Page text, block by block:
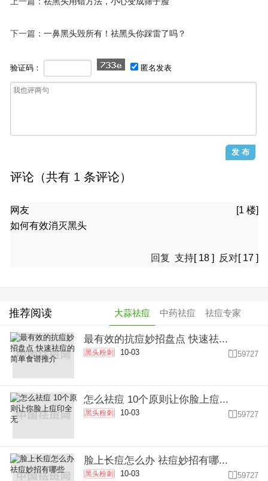
下一篇： 一鼻黑头毁所有！祛黑头你踩雷了吗？
验证码： 匿名发表
评论（共有 1 条评论）
网友
[1 楼]
如何有效消灭黑头
回复 支持[18 ] 反对[17 ]
推荐阅读 大蒜祛痘 中药祛痘 祛痘专家
最有效的抗痘妙招盘点 快速祛...
黑头粉刺 10-03 59727
怎么祛痘 10个原则让你脸上痘...
黑头粉刺 10-03 59727
脸上长痘怎么办 祛痘妙招有哪...
黑头粉刺 10-03 59727